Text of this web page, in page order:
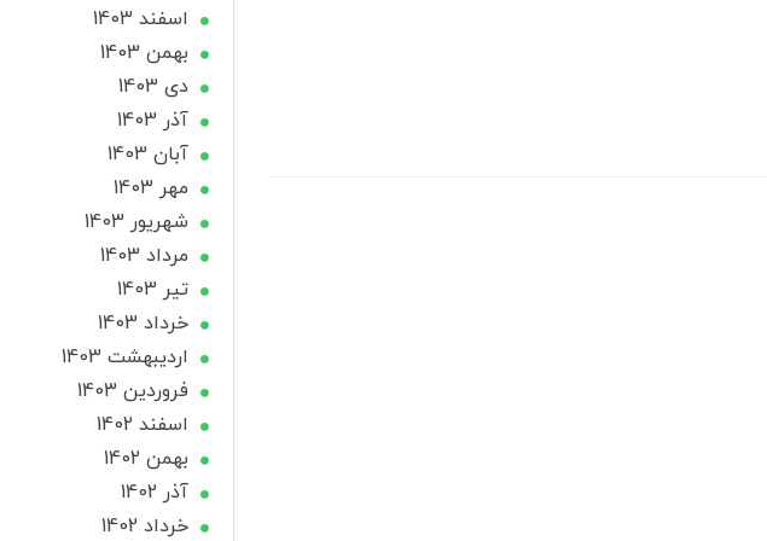
اسفند 1403
بهمن 1403
دی 1403
آذر 1403
آبان 1403
مهر 1403
شهریور 1403
مرداد 1403
تير 1403
خرداد 1403
ارديبهشت 1403
فروردین 1403
اسفند 1402
بهمن 1402
آذر 1402
خرداد 1402